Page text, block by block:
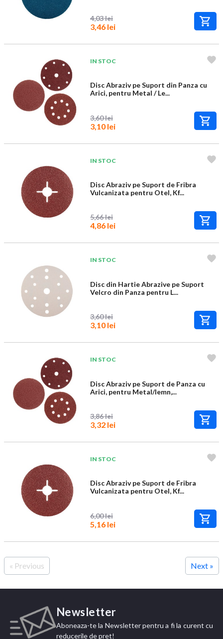
4,03 lei
3,46 lei
IN STOC
Disc Abraziv pe Suport din Panza cu
Arici, pentru Metal / Le...
3,60 lei
3,10 lei
IN STOC
Disc Abraziv pe Suport de Fribra
Vulcanizata pentru Otel, Kf...
5,66 lei
4,86 lei
IN STOC
Disc din Hartie Abrazive pe Suport
Velcro din Panza pentru L...
3,60 lei
3,10 lei
IN STOC
Disc Abraziv pe Suport de Panza cu
Arici, pentru Metal/lemn,...
3,86 lei
3,32 lei
IN STOC
Disc Abraziv pe Suport de Fribra
Vulcanizata pentru Otel, Kf...
6,00 lei
5,16 lei
« Previous Next »
Newsletter
Aboneaza-te la Newsletter pentru a fi la curent cu
reducerile de pret!